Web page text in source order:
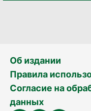
Об издании
Правила
Согласие на
данных